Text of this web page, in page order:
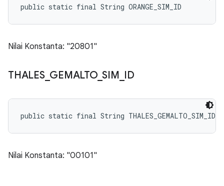
public static final String ORANGE_SIM_ID
Nilai Konstanta: "20801"
THALES_ GEMALTO_SIM ID
public static final String THALES_GEMALTO_SIM_ID
Nilai Konstanta: "00101"